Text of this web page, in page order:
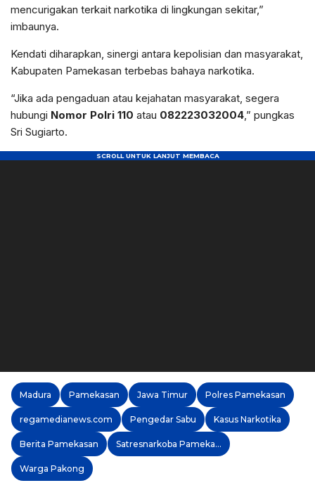
mencurigakan terkait narkotika di lingkungan sekitar,”
imbaunya.
Kendati diharapkan, sinergi antara kepolisian dan masyarakat,
Kabupaten Pamekasan terbebas bahaya narkotika.
“Jika ada pengaduan atau kejahatan masyarakat, segera
hubungi Nomor Polri 110 atau 082223032004 ,” pungkas
Sri Sugiarto.
Madura Pamekasan Jawa Timur Polres Pamekasan
regamedianews.com Pengedar Sabu Kasus Narkotika
Berita Pamekasan Satresnarkoba Pamekasan
Warga Pakong